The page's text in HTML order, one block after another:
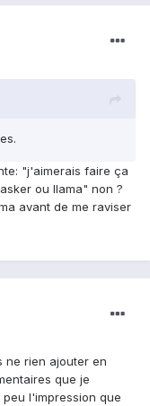
"j'aimerais faire ça
ou llama" non ?
avant de me raviser
ne rien ajouter en
que je
l'impression que